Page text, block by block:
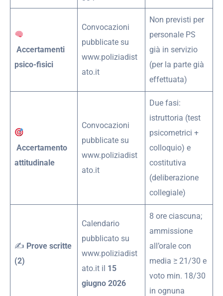
Accertamenti
psico-fisici
Convocazioni
pubblicate su
www.poliziadist
ato.it
Non previsti per
personale PS
già in servizio
(per la parte già
effettuata)
Accertamento
attitudinale
Convocazioni
pubblicate su
www.poliziadist
ato.it
Due fasi:
istruttoria (test
psicometrici +
colloquio) e
costitutiva
(deliberazione
collegiale)
✍️ Prove scritte
(2)
Calendario
pubblicato su
www.poliziadist
ato.it il 15
giugno 2026
8 ore ciascuna;
ammissione
all’orale con
media ≥ 21/30 e
voto min. 18/30
in ognuna